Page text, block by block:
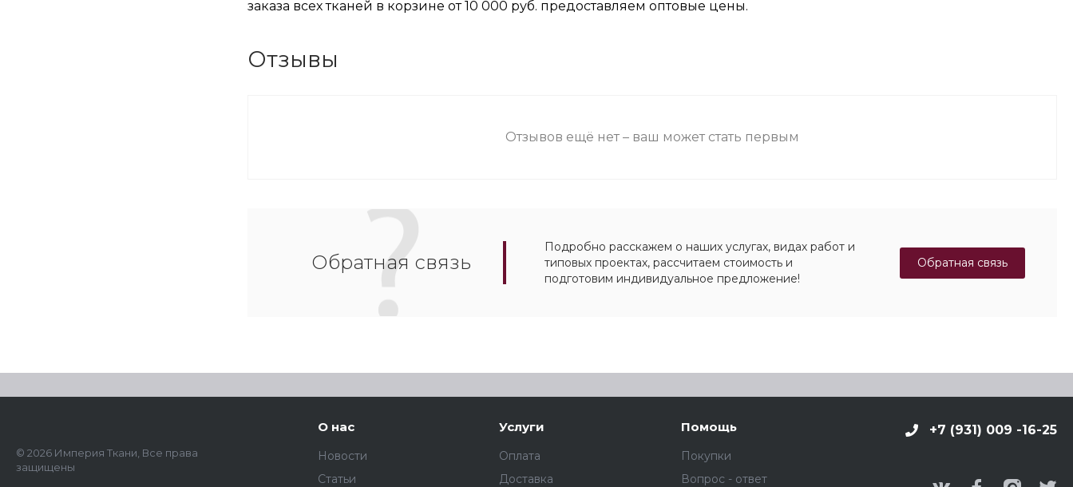
заказа всех тканей в корзине от 10 000 руб. предоставляем оптовые цены.
Отзывы
Отзывов ещё нет – ваш может стать первым
Обратная связь
Подробно расскажем о наших услугах, видах работ и
типовых проектах, рассчитаем стоимость и
подготовим индивидуальное предложение!
Обратная связь
© 2026 Империя Ткани, Все права
защищены
О нас
Новости
Статьи
Услуги
Оплата
Доставка
Помощь
Покупки
Вопрос - ответ
+7 (931) 009 -16-25